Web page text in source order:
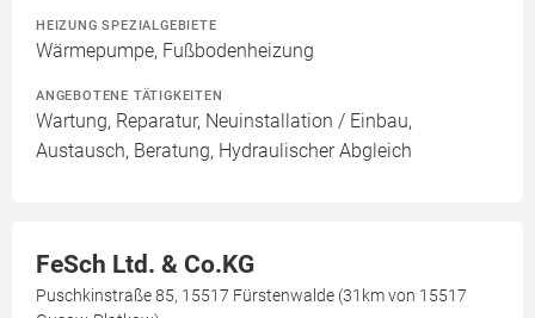
HEIZUNG SPEZIALGEBIETE
Wärmepumpe, Fußbodenheizung
ANGEBOTENE TÄTIGKEITEN
Wartung, Reparatur, Neuinstallation / Einbau,
Austausch, Beratung, Hydraulischer Abgleich
FeSch Ltd. & Co.KG
Puschkinstraße 85, 15517 Fürstenwalde (31km von 15517